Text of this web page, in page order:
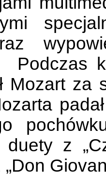
Podczas
Mozart
z
„Don